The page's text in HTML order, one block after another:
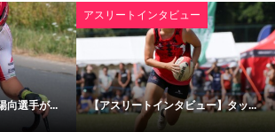
アスリートのクラウドファンディング
夢を追いかける若き才能を資金面...
アスリートイ
【アスリート